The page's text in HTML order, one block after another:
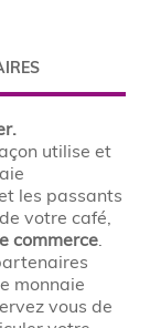
utilise et
les passants
votre café,
commerce.
monnaie
vous de